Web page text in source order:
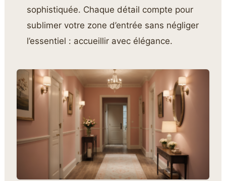
sophistiquée. Chaque détail compte pour
sublimer votre zone d’entrée sans négliger
l’essentiel : accueillir avec élégance.